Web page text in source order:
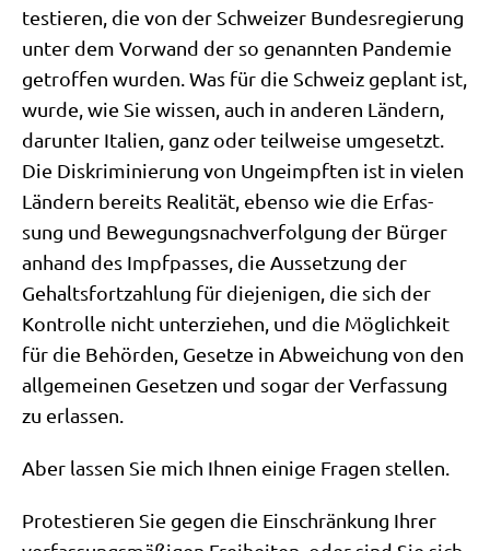
te­stie­ren, die von der Schwei­zer Bun­des­re­gie­rung
unter dem Vor­wand der so genann­ten Pan­de­mie
getrof­fen wur­den. Was für die Schweiz geplant ist,
wur­de, wie Sie wis­sen, auch in ande­ren Län­dern,
dar­un­ter Ita­li­en, ganz oder teil­wei­se umge­setzt.
Die Dis­kri­mi­nie­rung von Unge­impf­ten ist in vie­len
Län­dern bereits Rea­li­tät, eben­so wie die Erfas­
sung und Bewe­gungs­nach­ver­fol­gung der Bür­ger
anhand des Impf­pas­ses, die Aus­set­zung der
Gehalts­fort­zah­lung für die­je­ni­gen, die sich der
Kon­trol­le nicht unter­zie­hen, und die Mög­lich­keit
für die Behör­den, Geset­ze in Abwei­chung von den
all­ge­mei­nen Geset­zen und sogar der Ver­fas­sung
zu erlassen.
Aber las­sen Sie mich Ihnen eini­ge Fra­gen stellen.
Pro­te­stie­ren Sie gegen die Ein­schrän­kung Ihrer